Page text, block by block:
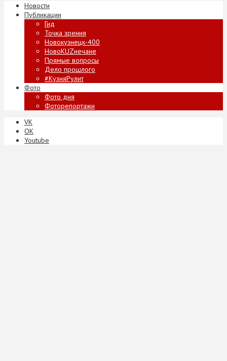
Новости
Публикации
Гид
Точка зрения
Новокузнецк-400
НовоKUZнечане
Прямые вопросы
Дело прошлого
#КузняРулит
Фото
Фото дня
Фоторепортажи
VK
ОК
Youtube